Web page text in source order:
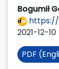
Bogumił
https://
2021-12-10
PDF